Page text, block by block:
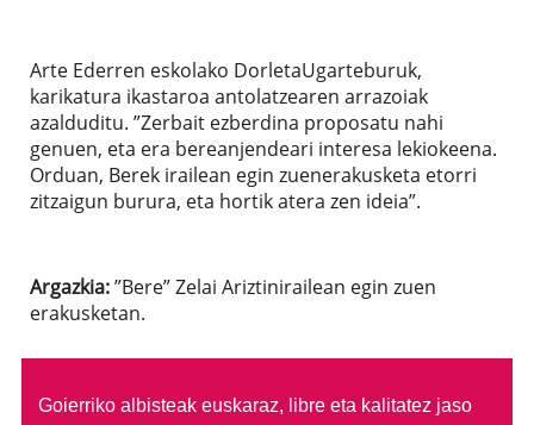
Arte Ederren eskolako DorletaUgarteburuk,
karikatura ikastaroa antolatzearen arrazoiak
azalduditu. ”Zerbait ezberdina proposatu nahi
genuen, eta era bereanjendeari interesa lekiokeena.
Orduan, Berek irailean egin zuenerakusketa etorri
zitzaigun burura, eta hortik atera zen ideia”.
Argazkia:”Bere” Zelai Ariztinirailean egin zuen
erakusketan.
Goierriko albisteak euskaraz, libre eta kalitatez jaso